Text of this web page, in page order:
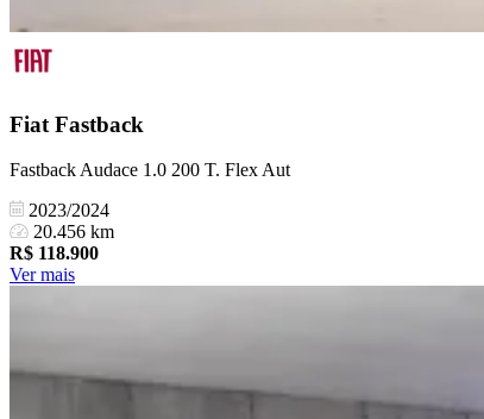
Fiat Fastback
Fastback Audace 1.0 200 T. Flex Aut
2023/2024
20.456 km
R$ 118.900
Ver mais